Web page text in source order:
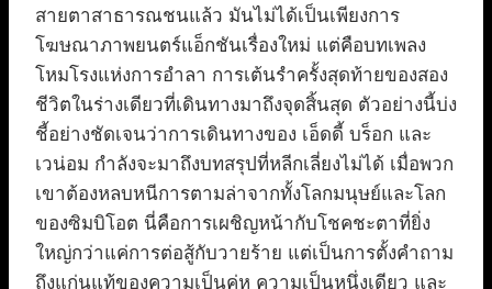
สายตาสาธารณชนแล้ว มันไม่ได้เป็นเพียงการ
โฆษณาภาพยนตร์แอ็กชันเรื่องใหม่ แต่คือบทเพลง
โหมโรงแห่งการอำลา การเต้นรำครั้งสุดท้ายของสอง
ชีวิตในร่างเดียวที่เดินทางมาถึงจุดสิ้นสุด ตัวอย่างนี้บ่ง
ชี้อย่างชัดเจนว่าการเดินทางของ เอ็ดดี้ บร็อก และ
เวน่อม กำลังจะมาถึงบทสรุปที่หลีกเลี่ยงไม่ได้ เมื่อพวก
เขาต้องหลบหนีการตามล่าจากทั้งโลกมนุษย์และโลก
ของซิมบิโอต นี่คือการเผชิญหน้ากับโชคชะตาที่ยิ่ง
ใหญ่กว่าแค่การต่อสู้กับวายร้าย แต่เป็นการตั้งคำถาม
ถึงแก่นแท้ของความเป็นคู่หู ความเป็นหนึ่งเดียว และ